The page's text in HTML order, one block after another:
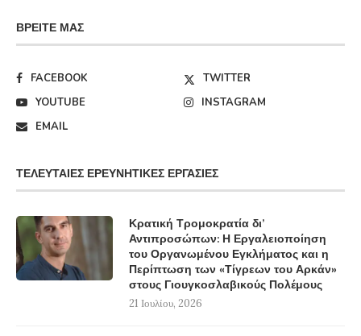
ΒΡΕΊΤΕ ΜΑΣ
FACEBOOK
TWITTER
YOUTUBE
INSTAGRAM
EMAIL
ΤΕΛΕΥΤΑΊΕΣ ΕΡΕΥΝΗΤΙΚΈΣ ΕΡΓΑΣΊΕΣ
Κρατική Τρομοκρατία δι’
Αντιπροσώπων: Η Εργαλειοποίηση
του Οργανωμένου Εγκλήματος και η
Περίπτωση των «Τίγρεων του Αρκάν»
στους Γιουγκοσλαβικούς Πολέμους
21 Ιουλίου, 2026